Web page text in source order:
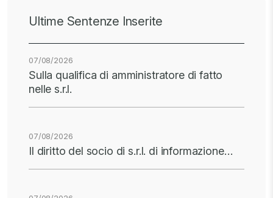
Ultime Sentenze Inserite
07/08/2026
Sulla qualifica di amministratore di fatto
nelle s.r.l.
07/08/2026
Il diritto del socio di s.r.l. di informazione…